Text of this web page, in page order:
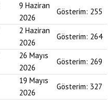
9 Haziran
2026
Gösterim: 255
2 Haziran
2026
Gösterim: 264
26 Mayıs
2026
Gösterim: 269
19 Mayıs
2026
Gösterim: 327